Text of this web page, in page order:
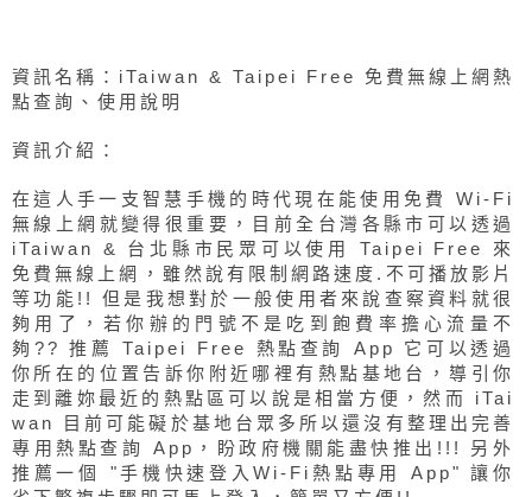
資訊名稱：iTaiwan & Taipei Free 免費無線上網熱
點查詢、使用說明
資訊介紹：
在這人手一支智慧手機的時代現在能使用免費 Wi-Fi
無線上網就變得很重要，目前全台灣各縣市可以透過
iTaiwan & 台北縣市民眾可以使用 Taipei Free 來
免費無線上網，雖然說有限制網路速度.不可播放影片
等功能!! 但是我想對於一般使用者來說查察資料就很
夠用了，若你辦的門號不是吃到飽費率擔心流量不
夠?? 推薦 Taipei Free 熱點查詢 App 它可以透過
你所在的位置告訴你附近哪裡有熱點基地台，導引你
走到離妳最近的熱點區可以說是相當方便，然而 iTai
wan 目前可能礙於基地台眾多所以還沒有整理出完善
專用熱點查詢 App，盼政府機關能盡快推出!!! 另外
推薦一個 "手機快速登入Wi-Fi熱點專用 App" 讓你